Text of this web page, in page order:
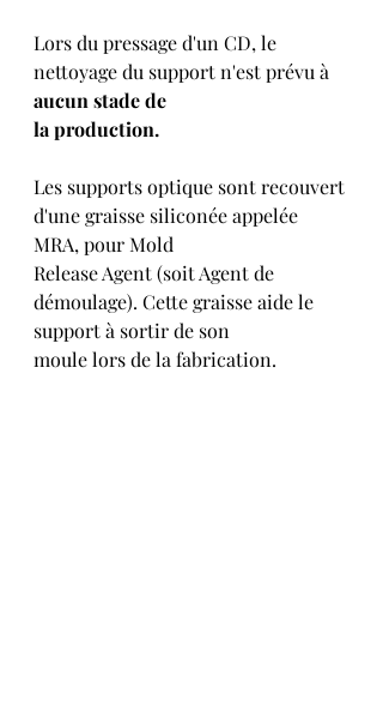
Lors du pressage d'un CD, le
nettoyage du support n'est prévu à
aucun stade de
la production.
Les supports optique sont recouvert
d'une graisse siliconée appelée
MRA, pour Mold
Release Agent (soit Agent de
démoulage). Cette graisse aide le
support à sortir de son
moule lors de la fabrication.